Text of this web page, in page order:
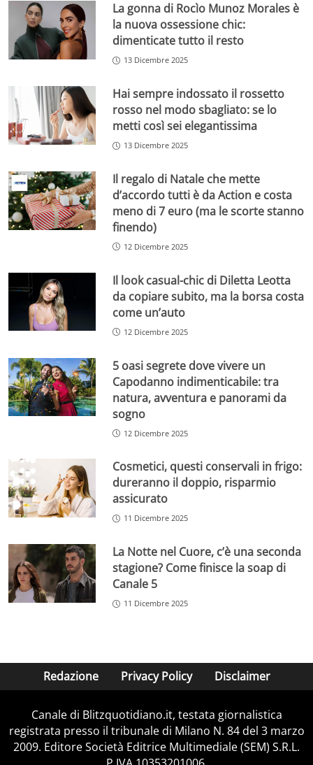
La gonna di Rocìo Munoz Morales è
la nuova ossessione chic:
dimenticate tutto il resto
13 Dicembre 2025
Hai sempre indossato il rossetto
rosso nel modo sbagliato: se lo
metti così sei elegantissima
13 Dicembre 2025
Il regalo di Natale che mette
d’accordo tutti è da Action e costa
meno di 7 euro (ma le scorte stanno
finendo)
12 Dicembre 2025
Il look casual-chic di Diletta Leotta
da copiare subito, ma la borsa costa
come un’auto
12 Dicembre 2025
5 oasi segrete dove vivere un
Capodanno indimenticabile: tra
natura, avventura e panorami da
sogno
12 Dicembre 2025
Cosmetici, questi conservali in frigo:
dureranno il doppio, risparmio
assicurato
11 Dicembre 2025
La Notte nel Cuore, c’è una seconda
stagione? Come finisce la soap di
Canale 5
11 Dicembre 2025
Redazione Privacy Policy Disclaimer
Canale di Blitzquotidiano.it, testata giornalistica
registrata presso il tribunale di Milano N. 84 del 3 marzo
2009. Editore Società Editrice Multimediale (SEM) S.R.L.